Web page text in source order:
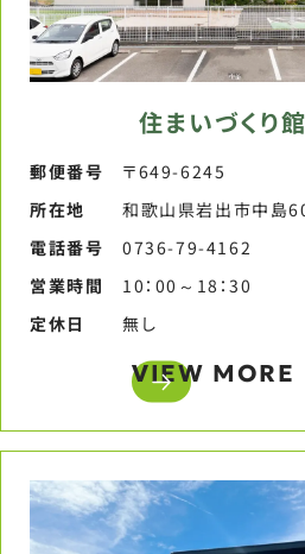
住まいづくり
郵便番号​
〒649-6245
所在地
和歌山県岩出市中島
電話番号​
0736-79-4162​
営業時間​
10：00～18：30​
定休日​
無し​
VIEW MORE